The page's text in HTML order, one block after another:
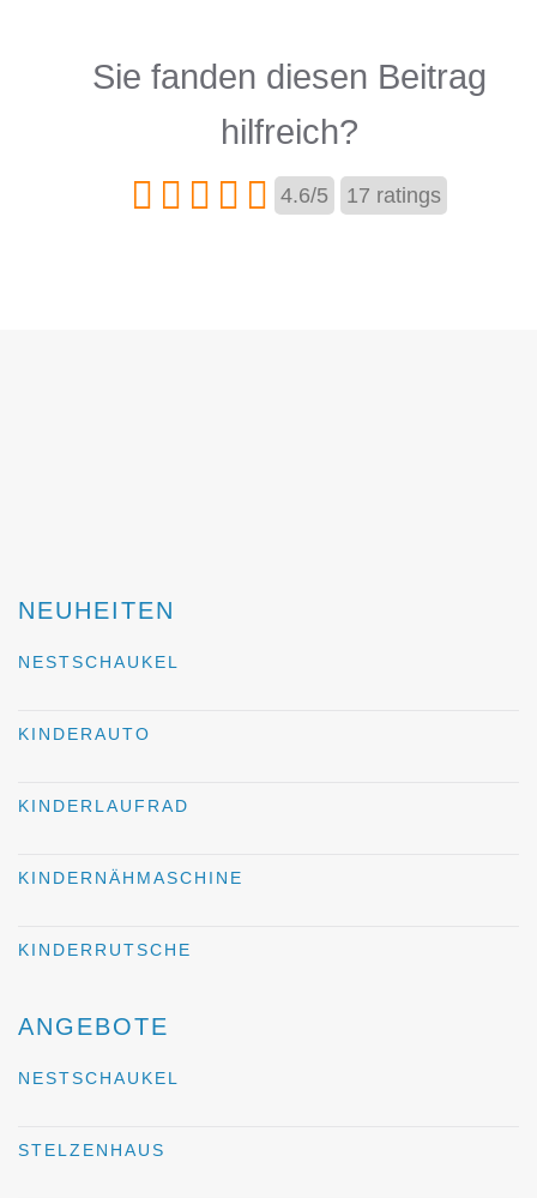
Sie fanden diesen Beitrag
hilfreich?
4.6/5 17 ratings
NEUHEITEN
NESTSCHAUKEL
KINDERAUTO
KINDERLAUFRAD
KINDERNÄHMASCHINE
KINDERRUTSCHE
ANGEBOTE
NESTSCHAUKEL
STELZENHAUS